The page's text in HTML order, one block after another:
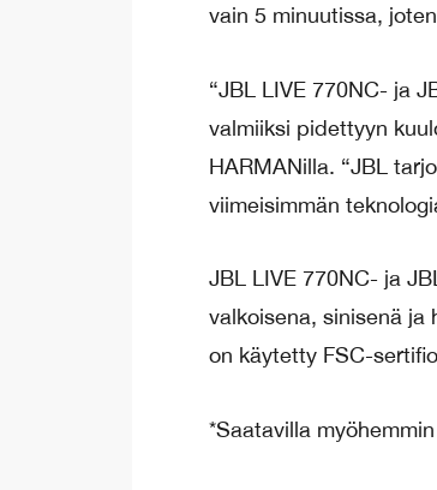
vain 5 minuutissa,
“JBL LIVE 770NC- ja
valmiiksi pidettyyn
HARMANilla. “JBL
viimeisimmän
JBL LIVE 770NC- ja
valkoisena, sinisenä ja
on käytetty FSC-
*Saatavilla